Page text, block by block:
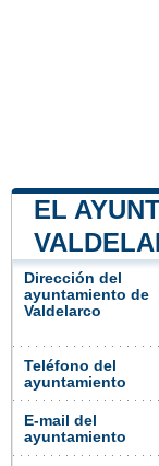
EL
Dirección del
ayuntamiento de
Valdelarco
Teléfono del
ayuntamiento
E-mail del
ayuntamiento